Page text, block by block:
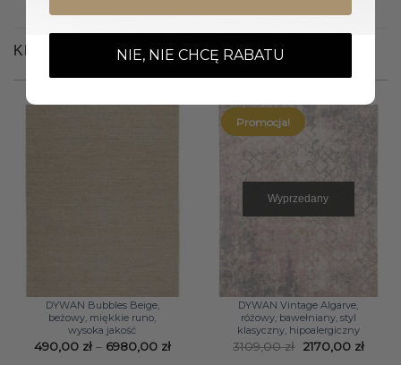
KLIENCI OGLĄDALI RÓWNIEŻ
DYWAN Bubbles Beige,
beżowy, miękkie runo,
wysoka jakość
490,00 zł – 6980,00 złZakres
Promocja!
Wyprzedany
DYWAN Vintage Algarve,
różowy, bawełniany, styl
klasyczny, hipoalergiczny
3109,00zł
Pierwotna
cena
2170,00 zł
NIE, NIE CHCĘ RABATU